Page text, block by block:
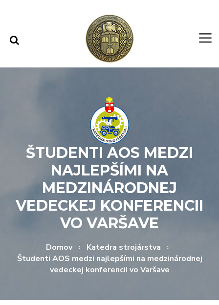
ŠTUDENTI AOS MEDZI
NAJLEPŠÍMI NA
MEDZINÁRODNEJ
VEDECKEJ KONFERENCII
VO VARŠAVE
Domov
Katedra strojárstva
Študenti AOS medzi najlepšími na medzinárodnej
vedeckej konferencii vo Varšave